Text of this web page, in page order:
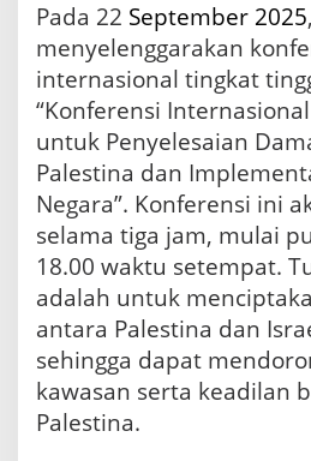
Pada 22 September 2025
menyelenggarakan
internasional tingkat
“Konferensi
untuk Penyelesaian
Palestina dan
Negara”. Konferensi ini
selama tiga jam, mulai
18.00 waktu setempat.
adalah untuk
antara Palestina dan
sehingga dapat
kawasan serta keadilan
Palestina.